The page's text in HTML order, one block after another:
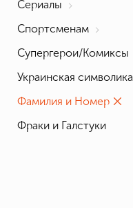
Сериалы
Спортсменам
Супергерои/Комиксы
Украинская символика
Фамилия и Номер
Фраки и Галстуки